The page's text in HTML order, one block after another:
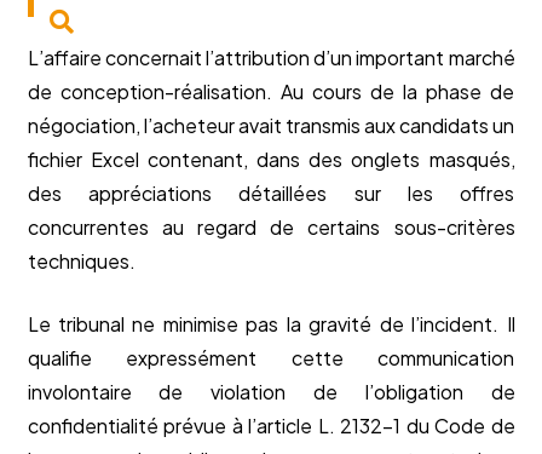
L’affaire concernait l’attribution d’un important marché
de conception-réalisation. Au cours de la phase de
négociation, l’acheteur avait transmis aux candidats un
fichier Excel contenant, dans des onglets masqués,
des appréciations détaillées sur les offres
concurrentes au regard de certains sous-critères
techniques.
Le tribunal ne minimise pas la gravité de l’incident. Il
qualifie expressément cette communication
involontaire de violation de l’obligation de
confidentialité prévue à l’article L. 2132-1 du Code de